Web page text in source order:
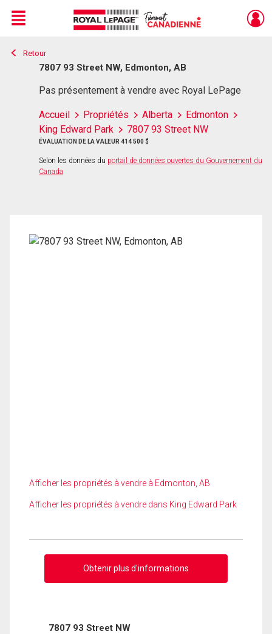
Live
En Direct
Menu
Retour
7807 93 Street NW, Edmonton, AB
Pas présentement à vendre avec Royal LePage
Accueil Propriétés Alberta
Edmonton
King Edward Park
7807 93 Street NW
ÉVALUATION DE LA VALEUR 414 500 $
Selon les données du portail de données ouvertes du Gouvernement du
Canada
Afficher les propriétés à vendre à Edmonton, AB
Afficher les propriétés à vendre dans King Edward Park
Obtenir plus d'informations
7807 93 Street NW